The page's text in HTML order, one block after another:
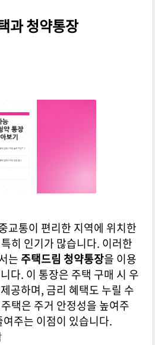
과 청약통장
교통이 편리한 지역에 위치한
히 인기가 많습니다. 이러한
는 주택드림 청약통장을 이용
다. 이 통장은 주택 구매 시 우
공하며, 금리 혜택도 누릴 수
택은 주거 안정성을 높여주
주는 이점이 있습니다.